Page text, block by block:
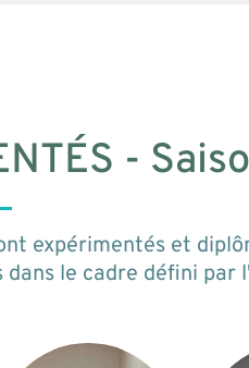
-
expérimentés et
le cadre défini par